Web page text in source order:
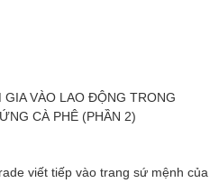
GIA VÀO LAO ĐỘNG TRONG
CÀ PHÊ (PHẦN 2)
viết tiếp vào trang sứ mệnh của